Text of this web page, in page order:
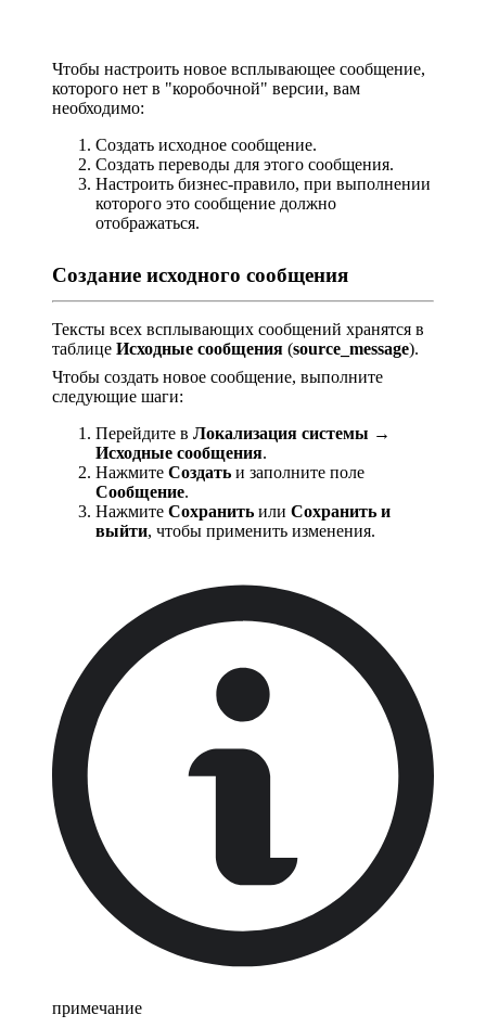
Чтобы настроить новое всплывающее сообщение,
которого нет в "коробочной" версии, вам
необходимо:
Создать исходное сообщение.
Создать переводы для этого сообщения.
Настроить бизнес-правило, при выполнении
которого это сообщение должно
отображаться.
Создание исходного сообщения
Тексты всех всплывающих сообщений хранятся в
таблице Исходные сообщения (source_message).
Чтобы создать новое сообщение, выполните
следующие шаги:
Перейдите в Локализация системы →
Исходные сообщения.
Нажмите Создать и заполните поле
Сообщение.
Нажмите Сохранить или Сохранить и
выйти, чтобы применить изменения.
примечание